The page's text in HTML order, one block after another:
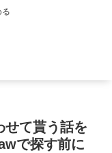
る
せて貰う話を
で探す前に